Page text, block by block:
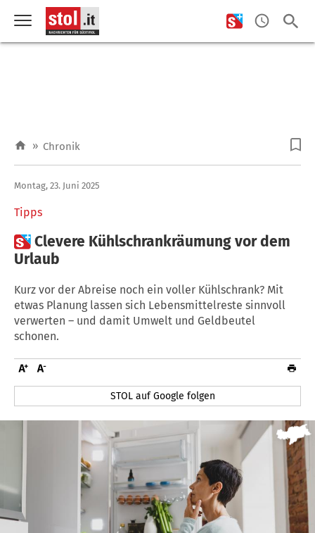
» Chronik
Tipps
Montag, 23. Juni 2025
Clevere Kühlschrankräumung vor dem
Urlaub
Kurz vor der Abreise noch ein voller Kühlschrank? Mit
etwas Planung lassen sich Lebensmittelreste sinnvoll
verwerten – und damit Umwelt und Geldbeutel
schonen.
STOL auf Google folgen